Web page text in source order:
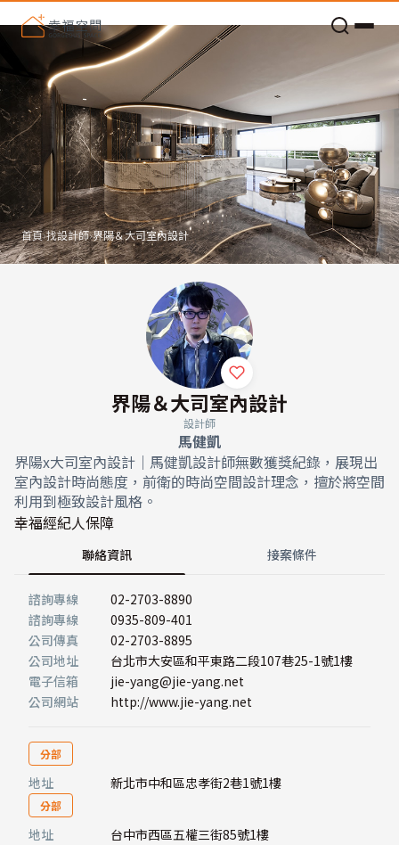
首頁›找設計師›界陽＆大司室內設計
界陽＆大司室內設計
設計師
馬健凱
界陽x大司室內設計｜馬健凱設計師無數獲獎紀錄，展現出
室內設計時尚態度，前衛的時尚空間設計理念，擅於將空間
利用到極致設計風格。
幸福經紀人保障
聯絡資訊 接案條件
諮詢專線
02-2703-8890
諮詢專線
0935-809-401
公司傳真
02-2703-8895
公司地址
台北市大安區和平東路二段107巷25-1號1樓
電子信箱
jie-yang@jie-yang.net
公司網站
http://www.jie-yang.net
分部
地址 新北市中和區忠孝街2巷1號1樓
分部
地址 台中市西區五權三街85號1樓